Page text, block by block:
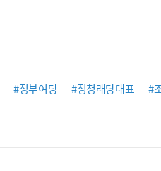
#정부여당 #정청래당대표 #